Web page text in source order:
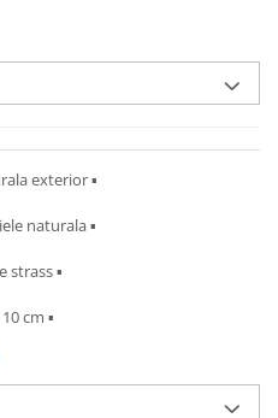
exterior ▪︎
naturala ▪︎
strass ▪︎
cm ▪︎